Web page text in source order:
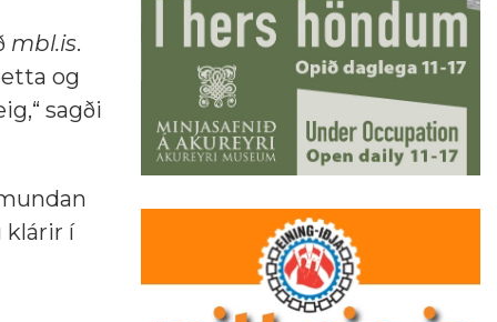
mbl.is.
og
sagði
klárir í